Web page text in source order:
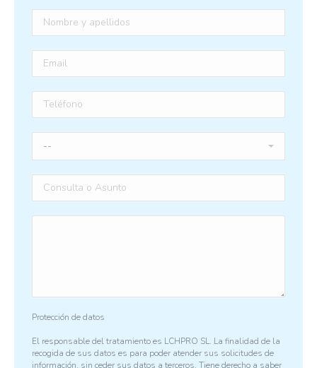
Protección de datos
El responsable del tratamiento es LCHPRO SL. La finalidad de la
recogida de sus datos es para poder atender sus solicitudes de
información, sin ceder sus datos a terceros. Tiene derecho a saber